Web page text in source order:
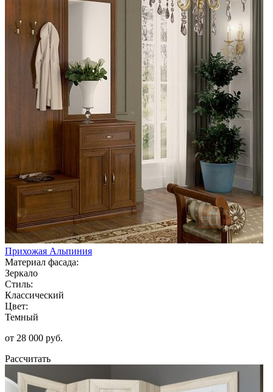
Прихожая Альпиния
Материал фасада:
Зеркало
Стиль:
Классический
Цвет:
Темный
от 28 000 руб.
Рассчитать